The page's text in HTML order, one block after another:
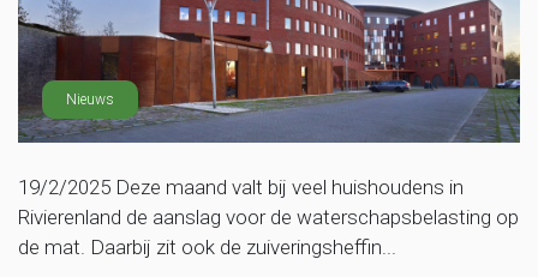
Nieuws
19/2/2025 Deze maand valt bij veel huishoudens in
Rivierenland de aanslag voor de waterschapsbelasting op
de mat. Daarbij zit ook de zuiveringsheffin...